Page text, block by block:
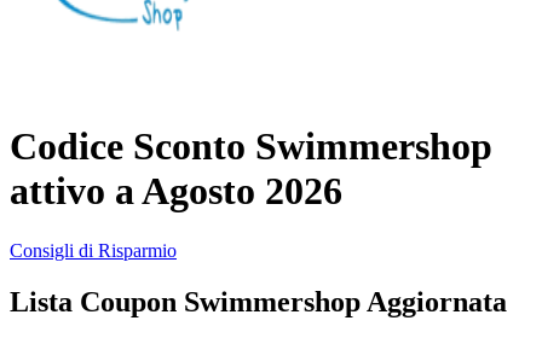
YOOX
ITA Airways
Vacanze e
Hotel
Cosmetici e
Codice Sconto Swimmershop
attivo a Agosto 2026
Consigli di Risparmio
Lista Coupon Swimmershop Aggiornata